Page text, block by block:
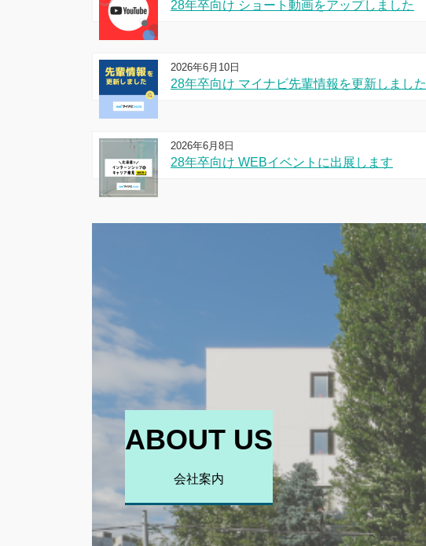
28年卒向け ショート動画をアップしました
2026年6月10日
28年卒向け マイナビ先輩情報を更新しました
2026年6月8日
28年卒向け WEBイベントに出展します
ABOUT US
会社案内